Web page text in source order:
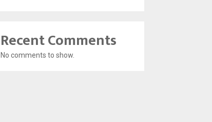
Recent Comments
No comments to show.